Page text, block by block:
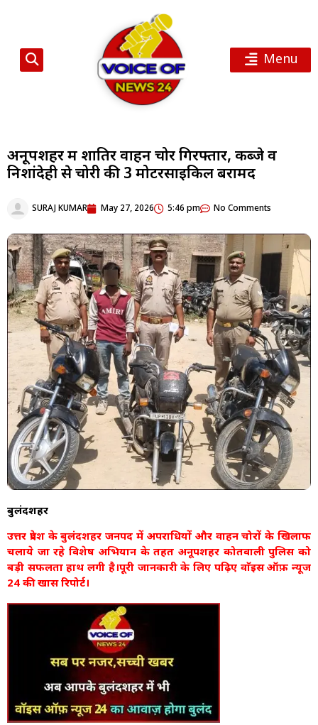
Menu
अनूपशहर में शातिर वाहन चोर गिरफ्तार, कब्जे व
निशांदेही से चोरी की 3 मोटरसाइकिलें बरामद
SURAJ KUMAR May 27, 2026 5:46 pm No Comments
बुलंदशहर
उत्तर प्रदेश के बुलंदशहर जनपद में अपराधियों और वाहन चोरों के खिलाफ
चलाये जा रहे विशेष अभियान के तहत अनूपशहर कोतवाली पुलिस को
बड़ी सफलता हाथ लगी है।पूरी जानकारी के लिए पढ़िए वाॅइस ऑफ़ न्यूज
24 की खास रिपोर्ट।